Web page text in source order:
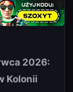
2026:
Kolonii